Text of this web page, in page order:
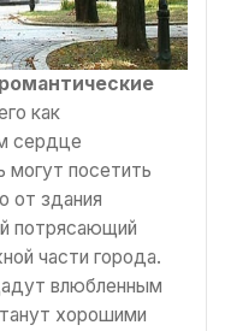
романтические
как
сердце
могут посетить
от здания
потрясающий
части города.
влюбленным
хорошими